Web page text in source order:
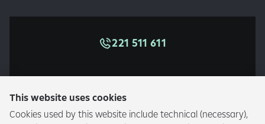
This website uses cookies
Cookies used by this website include technical (necessary),
221 511 611
Accident Assistance